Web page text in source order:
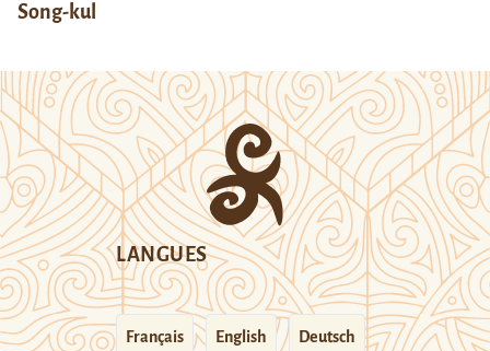
Song-kul
LANGUES
Français English Deutsch